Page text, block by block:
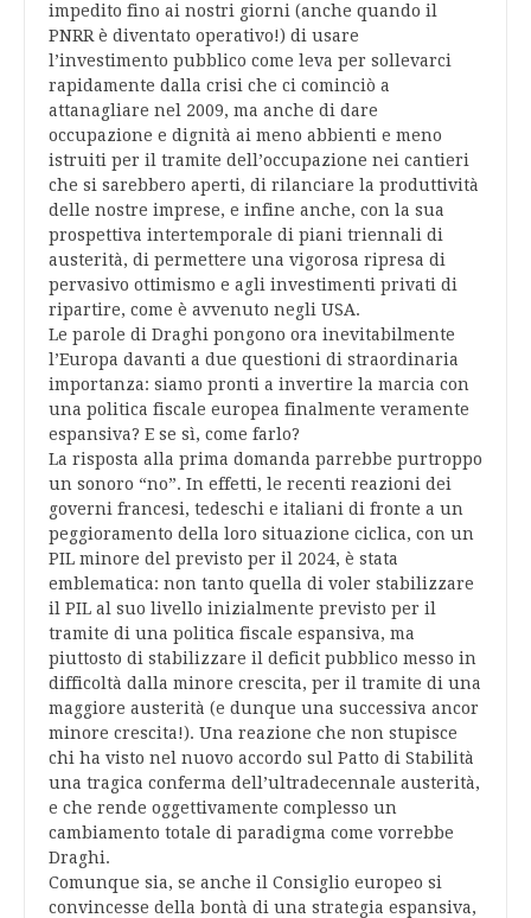
impedito fino ai nostri giorni (anche quando il
PNRR è diventato operativo!) di usare
l’investimento pubblico come leva per sollevarci
rapidamente dalla crisi che ci cominciò a
attanagliare nel 2009, ma anche di dare
occupazione e dignità ai meno abbienti e meno
istruiti per il tramite dell’occupazione nei cantieri
che si sarebbero aperti, di rilanciare la produttività
delle nostre imprese, e infine anche, con la sua
prospettiva intertemporale di piani triennali di
austerità, di permettere una vigorosa ripresa di
pervasivo ottimismo e agli investimenti privati di
ripartire, come è avvenuto negli USA.
Le parole di Draghi pongono ora inevitabilmente
l’Europa davanti a due questioni di straordinaria
importanza: siamo pronti a invertire la marcia con
una politica fiscale europea finalmente veramente
espansiva? E se sì, come farlo?
La risposta alla prima domanda parrebbe purtroppo
un sonoro “no”. In effetti, le recenti reazioni dei
governi francesi, tedeschi e italiani di fronte a un
peggioramento della loro situazione ciclica, con un
PIL minore del previsto per il 2024, è stata
emblematica: non tanto quella di voler stabilizzare
il PIL al suo livello inizialmente previsto per il
tramite di una politica fiscale espansiva, ma
piuttosto di stabilizzare il deficit pubblico messo in
difficoltà dalla minore crescita, per il tramite di una
maggiore austerità (e dunque una successiva ancor
minore crescita!). Una reazione che non stupisce
chi ha visto nel nuovo accordo sul Patto di Stabilità
una tragica conferma dell’ultradecennale austerità,
e che rende oggettivamente complesso un
cambiamento totale di paradigma come vorrebbe
Draghi.
Comunque sia, se anche il Consiglio europeo si
convincesse della bontà di una strategia espansiva,